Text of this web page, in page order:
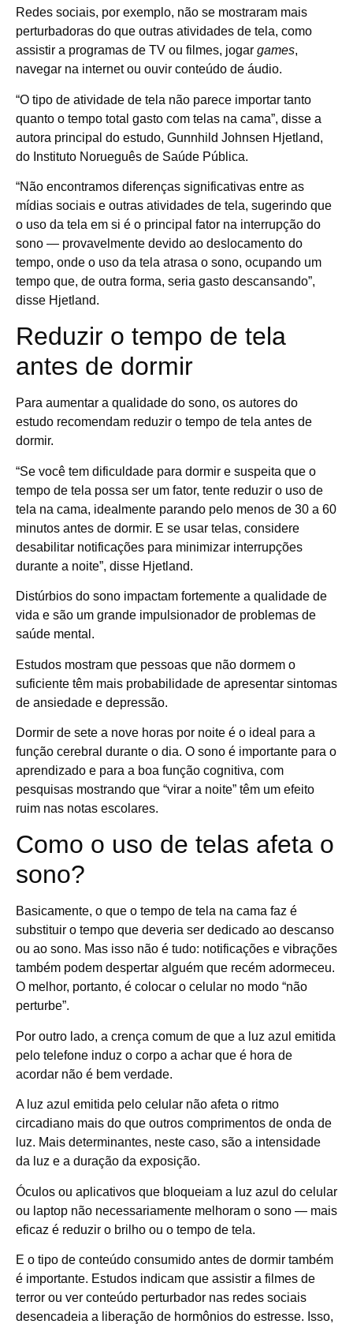
Redes sociais, por exemplo, não se mostraram mais
perturbadoras do que outras atividades de tela, como
assistir a programas de TV ou filmes, jogar games,
navegar na internet ou ouvir conteúdo de áudio.
“O tipo de atividade de tela não parece importar tanto
quanto o tempo total gasto com telas na cama”, disse a
autora principal do estudo, Gunnhild Johnsen Hjetland,
do Instituto Norueguês de Saúde Pública.
“Não encontramos diferenças significativas entre as
mídias sociais e outras atividades de tela, sugerindo que
o uso da tela em si é o principal fator na interrupção do
sono — provavelmente devido ao deslocamento do
tempo, onde o uso da tela atrasa o sono, ocupando um
tempo que, de outra forma, seria gasto descansando”,
disse Hjetland.
Reduzir o tempo de tela
antes de dormir
Para aumentar a qualidade do sono, os autores do
estudo recomendam reduzir o tempo de tela antes de
dormir.
“Se você tem dificuldade para dormir e suspeita que o
tempo de tela possa ser um fator, tente reduzir o uso de
tela na cama, idealmente parando pelo menos de 30 a 60
minutos antes de dormir. E se usar telas, considere
desabilitar notificações para minimizar interrupções
durante a noite”, disse Hjetland.
Distúrbios do sono impactam fortemente a qualidade de
vida e são um grande impulsionador de problemas de
saúde mental.
Estudos mostram que pessoas que não dormem o
suficiente têm mais probabilidade de apresentar sintomas
de ansiedade e depressão.
Dormir de sete a nove horas por noite é o ideal para a
função cerebral durante o dia. O sono é importante para o
aprendizado e para a boa função cognitiva, com
pesquisas mostrando que “virar a noite” têm um efeito
ruim nas notas escolares.
Como o uso de telas afeta o
sono?
Basicamente, o que o tempo de tela na cama faz é
substituir o tempo que deveria ser dedicado ao descanso
ou ao sono. Mas isso não é tudo: notificações e vibrações
também podem despertar alguém que recém adormeceu.
O melhor, portanto, é colocar o celular no modo “não
perturbe”.
Por outro lado, a crença comum de que a luz azul emitida
pelo telefone induz o corpo a achar que é hora de
acordar não é bem verdade.
A luz azul emitida pelo celular não afeta o ritmo
circadiano mais do que outros comprimentos de onda de
luz. Mais determinantes, neste caso, são a intensidade
da luz e a duração da exposição.
Óculos ou aplicativos que bloqueiam a luz azul do celular
ou laptop não necessariamente melhoram o sono — mais
eficaz é reduzir o brilho ou o tempo de tela.
E o tipo de conteúdo consumido antes de dormir também
é importante. Estudos indicam que assistir a filmes de
terror ou ver conteúdo perturbador nas redes sociais
desencadeia a liberação de hormônios do estresse. Isso,